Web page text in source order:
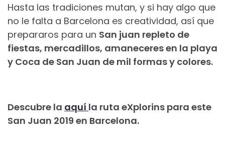
Hasta las tradiciones mutan, y si hay algo que
no le falta a Barcelona es creatividad, así que
prepararos para un San juan repleto de
fiestas, mercadillos, amaneceres en la playa
y Coca de San Juan de mil formas y colores.
Descubre la aquí la ruta eXplorins para este
San Juan 2019 en Barcelona.